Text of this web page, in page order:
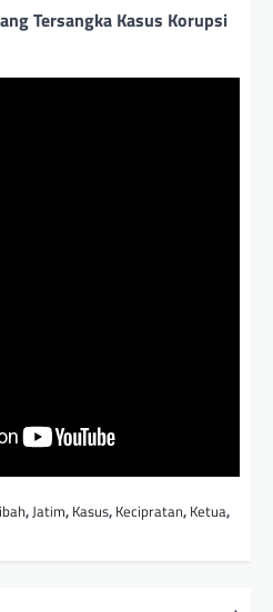
Tersangka Kasus Korupsi
,Jatim, Kasus, Kecipratan, Ketua,